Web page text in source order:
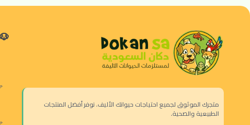
متجرك الموثوق لجميع احتياجات حيوانك الأليف. نوفر أفضل المنتجات
الطبيعية والصحية.